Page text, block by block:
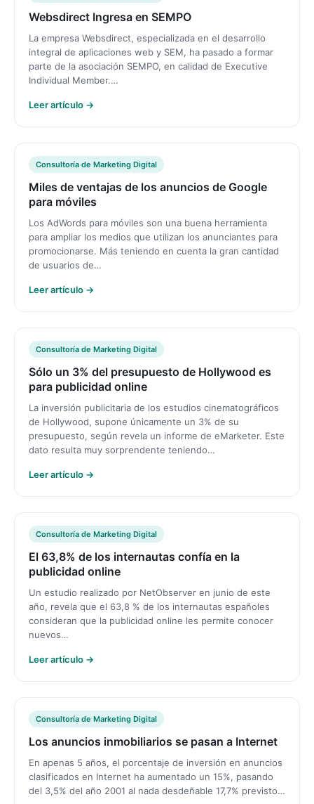
Websdirect Ingresa en SEMPO
La empresa Websdirect, especializada en el desarrollo
integral de aplicaciones web y SEM, ha pasado a formar
parte de la asociación SEMPO, en calidad de Executive
Individual Member.…
Leer artículo →
Consultoría de Marketing Digital
Miles de ventajas de los anuncios de Google
para móviles
Los AdWords para móviles son una buena herramienta
para ampliar los medios que utilizan los anunciantes para
promocionarse. Más teniendo en cuenta la gran cantidad
de usuarios de…
Leer artículo →
Consultoría de Marketing Digital
Sólo un 3% del presupuesto de Hollywood es
para publicidad online
La inversión publicitaria de los estudios cinematográficos
de Hollywood, supone únicamente un 3% de su
presupuesto, según revela un informe de eMarketer. Este
dato resulta muy sorprendente teniendo…
Leer artículo →
Consultoría de Marketing Digital
El 63,8% de los internautas confía en la
publicidad online
Un estudio realizado por NetObserver en junio de este
año, revela que el 63,8 % de los internautas españoles
consideran que la publicidad online les permite conocer
nuevos…
Leer artículo →
Consultoría de Marketing Digital
Los anuncios inmobiliarios se pasan a Internet
En apenas 5 años, el porcentaje de inversión en anuncios
clasificados en Internet ha aumentado un 15%, pasando
del 3,5% del año 2001 al nada desdeñable 17,7% previsto…